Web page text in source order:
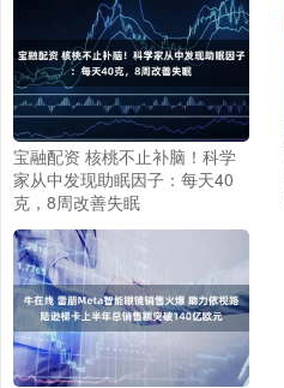
宝融配资 核桃不止补脑！科学
家从中发现助眠因子：每天40
克，8周改善失眠